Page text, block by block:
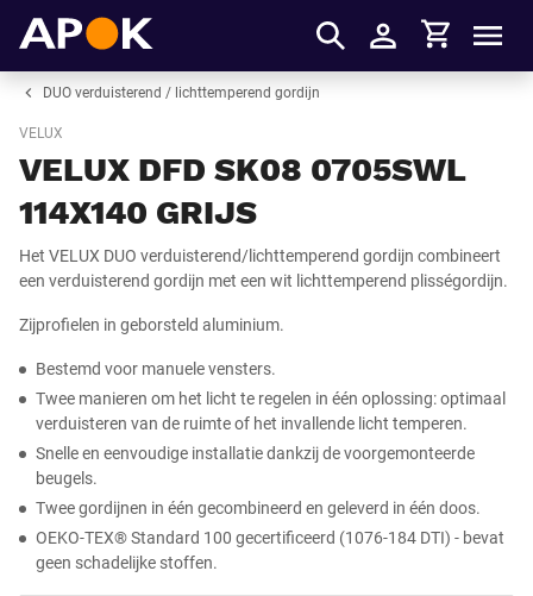
Inloggen
Winkelmandje
DUO verduisterend / lichttemperend gordijn
VELUX
VELUX DFD SK08 0705SWL
114X140 GRIJS
Het VELUX DUO verduisterend/lichttemperend gordijn combineert
een verduisterend gordijn met een wit lichttemperend plisségordijn.
Zijprofielen in geborsteld aluminium.
Bestemd voor manuele vensters.
Twee manieren om het licht te regelen in één oplossing: optimaal
verduisteren van de ruimte of het invallende licht temperen.
Snelle en eenvoudige installatie dankzij de voorgemonteerde
beugels.
Twee gordijnen in één gecombineerd en geleverd in één doos.
OEKO-TEX® Standard 100 gecertificeerd (1076-184 DTI) - bevat
geen schadelijke stoffen.